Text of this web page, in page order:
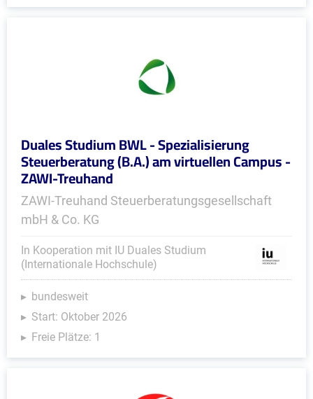
Duales Studium BWL - Spezialisierung
Steuerberatung (B.A.) am virtuellen Campus -
ZAWI-Treuhand
ZAWI-Treuhand Steuerberatungsgesellschaft
mbH & Co. KG
In Kooperation mit IU Duales Studium
(Internationale Hochschule)
bundesweit
Start: Oktober 2026
Freie Plätze: 1